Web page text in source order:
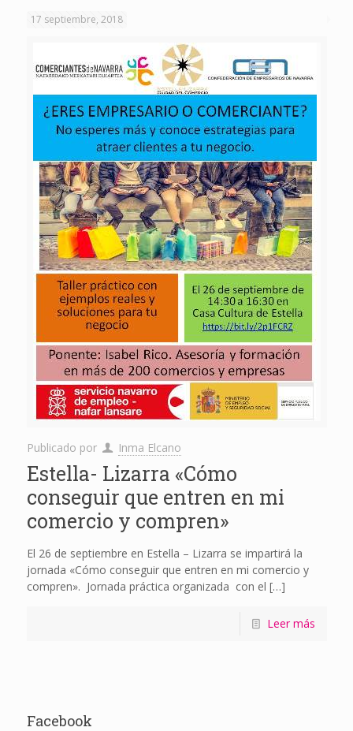
17 septiembre, 2018
Publicado por Inma Elcano
Estella- Lizarra «Cómo
conseguir que entren en mi
comercio y compren»
El 26 de septiembre en Estella – Lizarra se impartirá la
jornada «Cómo conseguir que entren en mi comercio y
compren». Jornada práctica organizada con el […]
Leer más
Facebook